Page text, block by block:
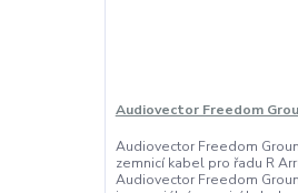
Audiovector Freedom
Audiovector Freedom
zemnicí kabel pro řadu R
Audiovector Freedom